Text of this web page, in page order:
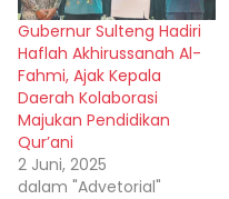
Gubernur Sulteng Hadiri
Haflah Akhirussanah Al-
Fahmi, Ajak Kepala
Daerah Kolaborasi
Majukan Pendidikan
Qur’ani
2 Juni, 2025
dalam "Advetorial"